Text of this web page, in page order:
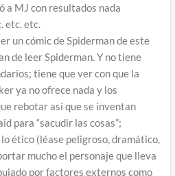
a MJ con resultados nada
etc. etc.
un cómic de Spiderman de este
de leer Spiderman. Y no tiene
tiene que ver con que la
ya no ofrece nada y los
rebotar así que se inventan
para “sacudir las cosas”;
ético (léase peligroso, dramático,
mucho el personaje que lleva
por factores externos como